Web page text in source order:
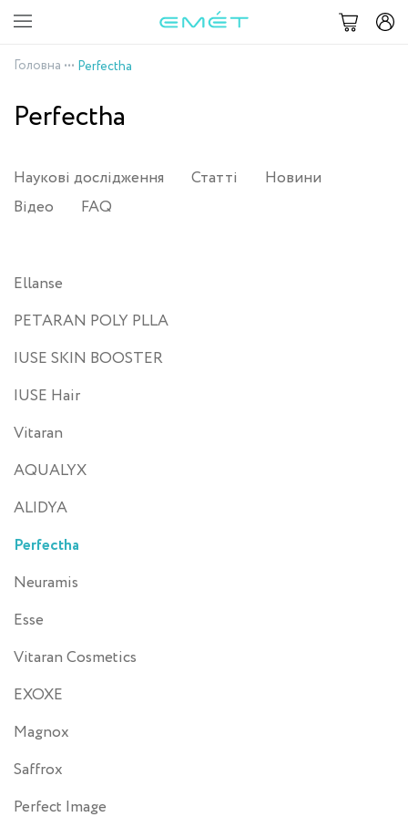
Головна ••• Perfectha
Perfectha
Наукові дослідження Статті
Новини
Відео
FAQ
Ellanse
PETARAN POLY PLLA
IUSE SKIN BOOSTER
IUSE Hair
Vitaran
AQUALYX
ALIDYA
Perfectha
Neuramis
Esse
Vitaran Cosmetics
EXOXE
Magnox
Saffrox
Perfect Image